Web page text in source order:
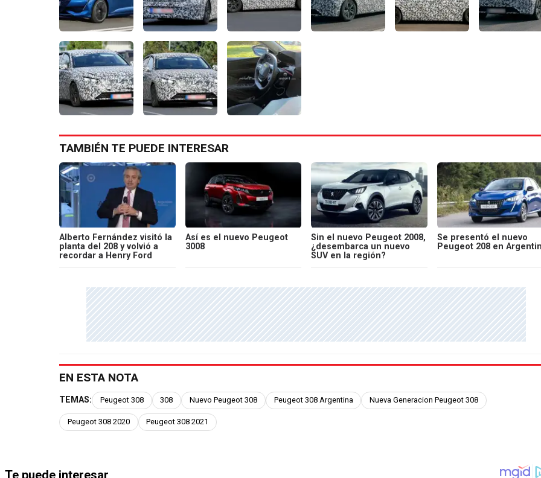
TAMBIÉN TE PUEDE INTERESAR
Alberto Fernández visitó la
planta del 208 y volvió a
recordar a Henry Ford
Así es el nuevo Peugeot
3008
Sin el nuevo Peugeot 2008,
¿desembarca un nuevo
SUV en la región?
Se presentó el nuevo
Peugeot 208 en
EN ESTA NOTA
TEMAS: Peugeot 308 308 Nuevo Peugeot 308 Peugeot 308 Argentina Nueva Generacion Peugeot 308
Peugeot 308 2020 Peugeot 308 2021